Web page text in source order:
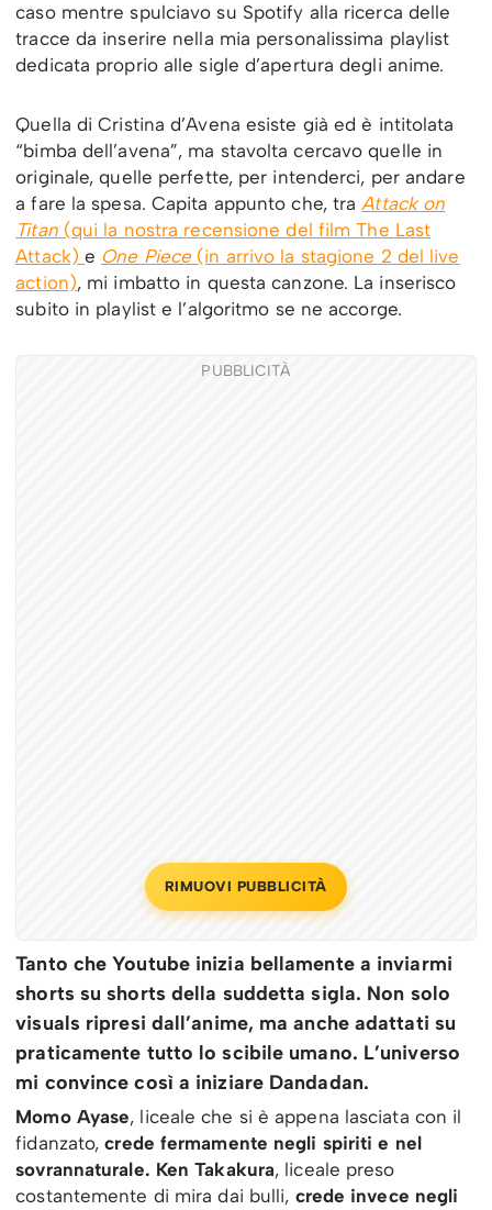
caso mentre spulciavo su Spotify alla ricerca delle
tracce da inserire nella mia personalissima playlist
dedicata proprio alle sigle d’apertura degli anime.
Quella di Cristina d’Avena esiste già ed è intitolata
“bimba dell’avena”, ma stavolta cercavo quelle in
originale, quelle perfette, per intenderci, per andare
a fare la spesa. Capita appunto che, traAttack on
Titan (qui la nostra recensione del film The Last
Attack)e One Piece (in arrivo la stagione 2 del live
action), mi imbatto in questa canzone. La inserisco
subito in playlist e l’algoritmo se ne accorge.
PUBBLICITÀ
RIMUOVI PUBBLICITÀ
Tanto che Youtube inizia bellamente a inviarmi
shorts su shorts della suddetta sigla. Non solo
visuals ripresi dall’anime, ma anche adattati su
praticamente tutto lo scibile umano. L’universo
mi convince così a iniziare Dandadan.
Momo Ayase, liceale che si è appena lasciata con il
fidanzato,crede fermamente negli spiriti e nel
sovrannaturale. Ken Takakura, liceale preso
costantemente di mira dai bulli, crede invece negli